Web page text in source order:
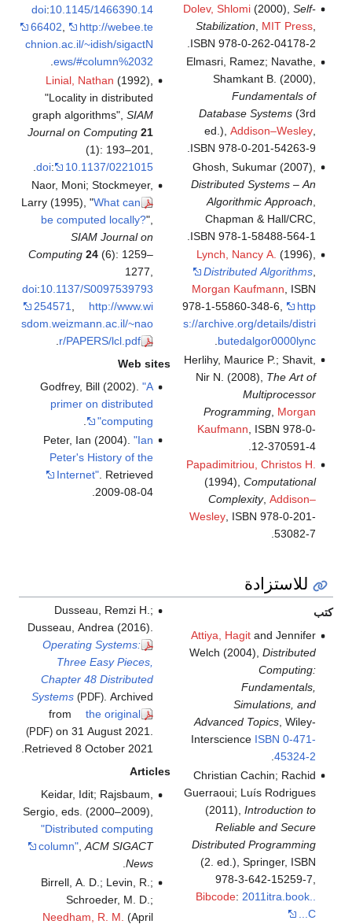
Dolev, Shlomi(2000), Self-
Stabilization
MIT Press,
ISBN 978-0-262-04178-2
Elmasri, Ramez; Navathe,
Shamkant B. (2000),
Fundamentals of
Database Systems(3rd
ed.), Addison–Wesley,
ISBN 978-0-201-54263-9
.
Ghosh, Sukumar (2007),
Distributed Systems – An
Algorithmic Approach
Chapman & Hall/CRC,
ISBN 978-1-58488-564-1
Lynch, Nancy A. (1996),
Distributed Algorithms,
Morgan Kaufmann , ISBN
978-1-55860-348-6
http
s://archive.org/details/distri
butedalgor0000lync
Herlihy, Maurice P.; Shavit,
Nir N. (2008), The Art of
Multiprocessor
Programming, Morgan
Kaufmann , ISBN 978-0-
12-370591-4
Papadimitriou, Christos H.
(1994), Computational
Complexity, Addison–
Wesley, ISBN 978-0-201-
53082-7
doi:10.1145/1466390.14
66402,
http://webee.te
chnion.ac.il/~idish/sigactN
ews/#column%2032
.
Linial, Nathan (1992),
"Locality in distributed
graph algorithms", SIAM
Journal on Computing 21
(1): 193–201,
doi: 10.1137/0221015
Naor, Moni; Stockmeyer,
Larry (1995), "What can
be computed locally?",
SIAM Journal on
Computing 24(6): 1259–
1277,
doi:10.1137/S0097539793
254571
http://www.wi
sdom.weizmann.ac.il/~nao
r/PAPERS/lcl.pdf
Web sites
Godfrey, Bill (2002). "A
primer on distributed
computing"
Peter, Ian (2004). "Ian
Peter's History of the
Internet". Retrieved
2009-08-04
للاستزادة
كتب
Attiya, Hagitand Jennifer
Welch (2004), Distributed
Computing:
Fundamentals,
Simulations, and
Advanced Topics, Wiley-
Interscience ISBN 0-471-
45324-2
.
Christian Cachin; Rachid
Guerraoui; Luís Rodrigues
(2011), Introduction to
Reliable and Secure
Distributed Programming
(2. ed.), Springer, ISBN
978-3-642-15259-7,
Bibcode: 2011itra.book..
...C
Dusseau, Remzi H.;
Dusseau, Andrea (2016).
Operating Systems:
Three Easy Pieces,
Chapter 48 Distributed
Systems (PDF). Archived
from
the original
(PDF)on 31 August 2021.
Retrieved 8 October2021
.
Articles
Keidar, Idit; Rajsbaum,
Sergio, eds. (2000–2009),
"Distributed computing
column",ACM SIGACT
News
.
Birrell, A. D.; Levin, R.;
Schroeder, M. D.;
Needham, R. M. (April